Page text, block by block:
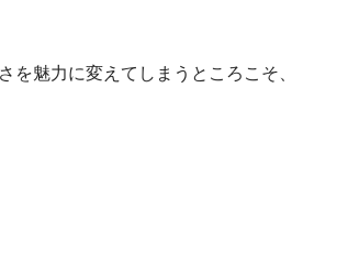
を魅力に変えてしまうところこそ、